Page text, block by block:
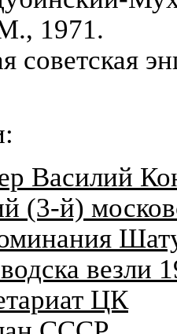
1971.
советская
Василий
(3-й)
везли
ЦК